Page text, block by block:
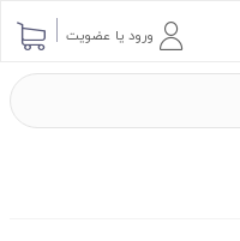
ورود یا عضویت
ارسال پرسش